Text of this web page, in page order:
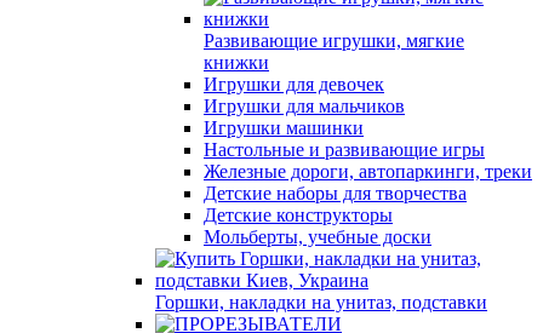
Развивающие игрушки, мягкие
книжки
Игрушки для девочек
Игрушки для мальчиков
Игрушки машинки
Настольные и развивающие игры
Железные дороги, автопаркинги, треки
Детские наборы для творчества
Детские конструкторы
Мольберты, учебные доски
Горшки, накладки на унитаз, подставки